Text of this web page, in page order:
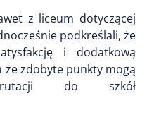
z liceum dotyczącej
podkreślali, że
i dodatkową
że zdobyte punkty mogą
do szkół